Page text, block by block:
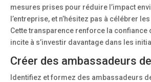
mesures prises pour réduire l’impact
l’entreprise, et n’hésitez pas à célébrer
Cette transparence renforce la confiance
incite à s’investir davantage dans les
Créer des ambassadeurs
Identifiez et formez des ambassadeurs